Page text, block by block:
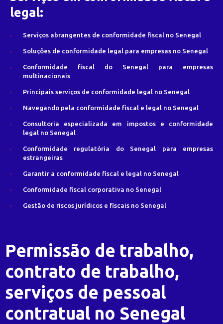
legal:
Serviços abrangentes de conformidade fiscal no Senegal
Soluções de conformidade legal para empresas no Senegal
Conformidade fiscal do Senegal para empresas
multinacionais
Principais serviços de conformidade legal no Senegal
Navegando pela conformidade fiscal e legal no Senegal
Consultoria especializada em impostos e conformidade
legal no Senegal
Conformidade regulatória do Senegal para empresas
estrangeiras
Garantir a conformidade fiscal e legal no Senegal
Conformidade fiscal corporativa no Senegal
Gestão de riscos jurídicos e fiscais no Senegal
Permissão de trabalho,
contrato de trabalho,
serviços de pessoal
contratual no Senegal